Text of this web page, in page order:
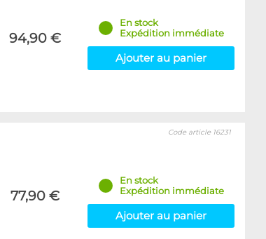
94,90 €
En stock
Expédition immédiate
Ajouter au panier
77,90 €
Code article 16231
En stock
Expédition immédiate
Ajouter au panier